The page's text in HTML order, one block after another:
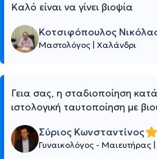
Καλό είναι να γίνει βιοψία
Κοτσιφόπουλος
Μαστολόγος Χαλάνδρι
Γεια σας, η σταδιοποίηση
ιστολογική ταυτοποίηση με
Σύριος Κωνσταντίνος
Γυναικολόγος - Μαιευτήρας